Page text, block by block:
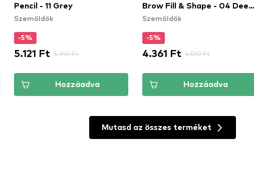
Pencil - 11 Grey
Szemöldök
-5%
5.121 Ft 5.390 Ft
Hozzáadva
Brow Fill & Shape - 04 Deep
Brown
Szemöldök
-5%
4.361 Ft 4.590 Ft
Hozzáadva
Mutasd az összes terméket